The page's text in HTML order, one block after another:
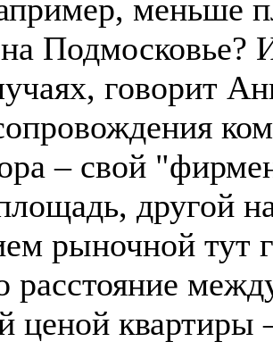
меньше
Подмосковье?
говорит
– свой
другой
рыночной тут
расстояние
ценой